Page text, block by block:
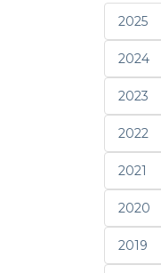
2025
2024
2023
2022
2021
2020
2019